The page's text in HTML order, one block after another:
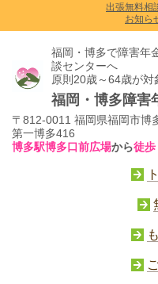
出張無料相
お知ら
福岡・博多で障害年
談センターへ
原則20歳～64歳が対
福岡・博多障害
〒812-0011 福岡県福岡市博
第一博多416
博多駅博多口前広場から徒歩